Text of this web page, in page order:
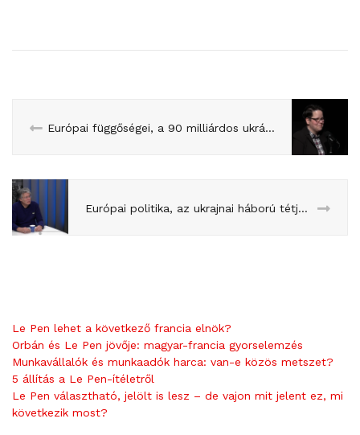
Európai függőségei, a 90 milliárdos ukrán hitel és az Epstein-ügy európai következményei: itt az EU Infó 16.
Európai politika, az ukrajnai háború tétje és a szuverenista erősödés a centrumból nézve: Szent-Iványi István a Franciapolitikában
Le Pen lehet a következő francia elnök?
Orbán és Le Pen jövője: magyar-francia gyorselemzés
Munkavállalók és munkaadók harca: van-e közös metszet?
5 állítás a Le Pen-ítéletről
Le Pen választható, jelölt is lesz – de vajon mit jelent ez, mi
következik most?